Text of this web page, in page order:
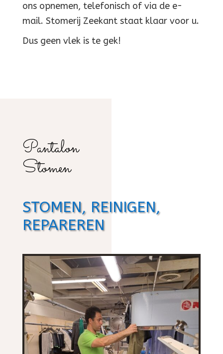
ons opnemen, telefonisch of via de e-
mail. Stomerij Zeekant staat klaar voor u.
Dus geen vlek is te gek!
Pantalon
Stomen
STOMEN, REINIGEN,
REPAREREN